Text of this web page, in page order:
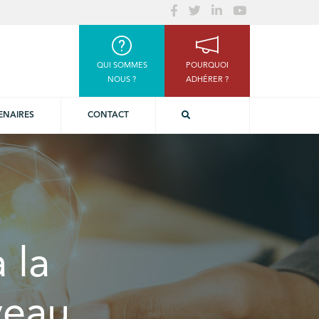
QUI SOMMES
NOUS ?
POURQUOI
ADHÉRER ?
CONTACT
la